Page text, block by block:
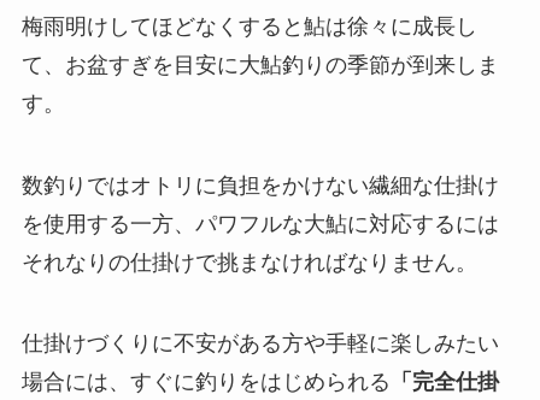
梅雨明けしてほどなくすると鮎は徐々に成長し
て、お盆すぎを目安に大鮎釣りの季節が到来しま
す。
数釣りではオトリに負担をかけない繊細な仕掛け
を使用する一方、パワフルな大鮎に対応するには
それなりの仕掛けで挑まなければなりません。
仕掛けづくりに不安がある方や手軽に楽しみたい
場合には、すぐに釣りをはじめられる 「完全仕掛